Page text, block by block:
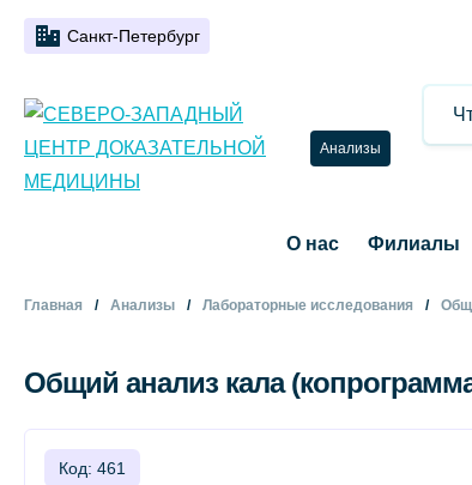
Санкт-Петербург
Анализы
О нас Филиалы
Главная Анализы Лабораторные исследования
Общий анализ кала
Код: 461